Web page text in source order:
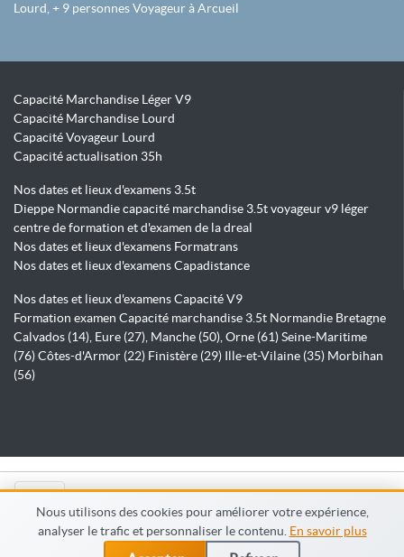
Nous utilisons des cookies pour améliorer votre expérience,
analyser le trafic et personnaliser le contenu. En savoir plus
Lourd, + 9 personnes Voyageur à Arcueil
Capacité Marchandise Léger V9
Capacité Marchandise Lourd
Capacité Voyageur Lourd
Capacité actualisation 35h
Nos dates et lieux d'examens 3.5t
Dieppe Normandie capacité marchandise 3.5t voyageur v9 léger
centre de formation et d'examen de la dreal
Nos dates et lieux d'examens Formatrans
Nos dates et lieux d'examens Capadistance
Nos dates et lieux d'examens Capacité V9
Formation examen Capacité marchandise 3.5t Normandie Bretagne
Calvados (14), Eure (27), Manche (50), Orne (61) Seine-Maritime
(76) Côtes-d'Armor (22) Finistère (29) Ille-et-Vilaine (35) Morbihan
(56)
© Capadistance.fr 2026